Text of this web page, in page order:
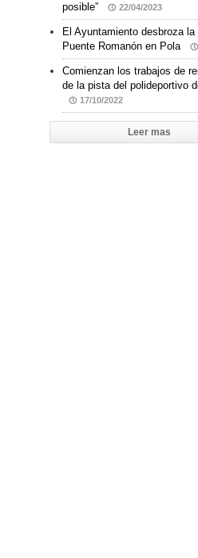
posible”
22/04/2023
El Ayuntamiento desbroza la
Puente Romanón en Pola
Comienzan los trabajos de
de la pista del polideportivo
17/10/2022
Leer mas